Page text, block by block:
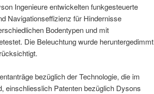
Ingenieure entwickelten funkgesteuerte
Navigationseffizienz für Hindernisse
Bodentypen und mit
Die Beleuchtung wurde heruntergedimmt
bezüglich der Technologie, die im
einschliesslich Patenten bezüglich Dysons